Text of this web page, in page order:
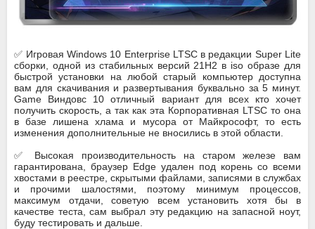
✅ Игровая Windows 10 Enterprise LTSC в редакции Super Lite
сборки, одной из стабильных версий 21H2 в iso образе для
быстрой установки на любой старый компьютер доступна
вам для скачивания и развертывания буквально за 5 минут.
Game Виндовс 10 отличный вариант для всех кто хочет
получить скорость, а так как эта Корпоративная LTSC то она
в базе лишена хлама и мусора от Майкрософт, то есть
изменения дополнительные не вносились в этой области.
✅ Высокая производительность на старом железе вам
гарантирована, браузер Edge удален под корень со всеми
хвостами в реестре, скрытыми файлами, записями в службах
и прочими шалостями, поэтому минимум процессов,
максимум отдачи, советую всем установить хотя бы в
качестве теста, сам выбрал эту редакцию на запасной ноут,
буду тестировать и дальше.